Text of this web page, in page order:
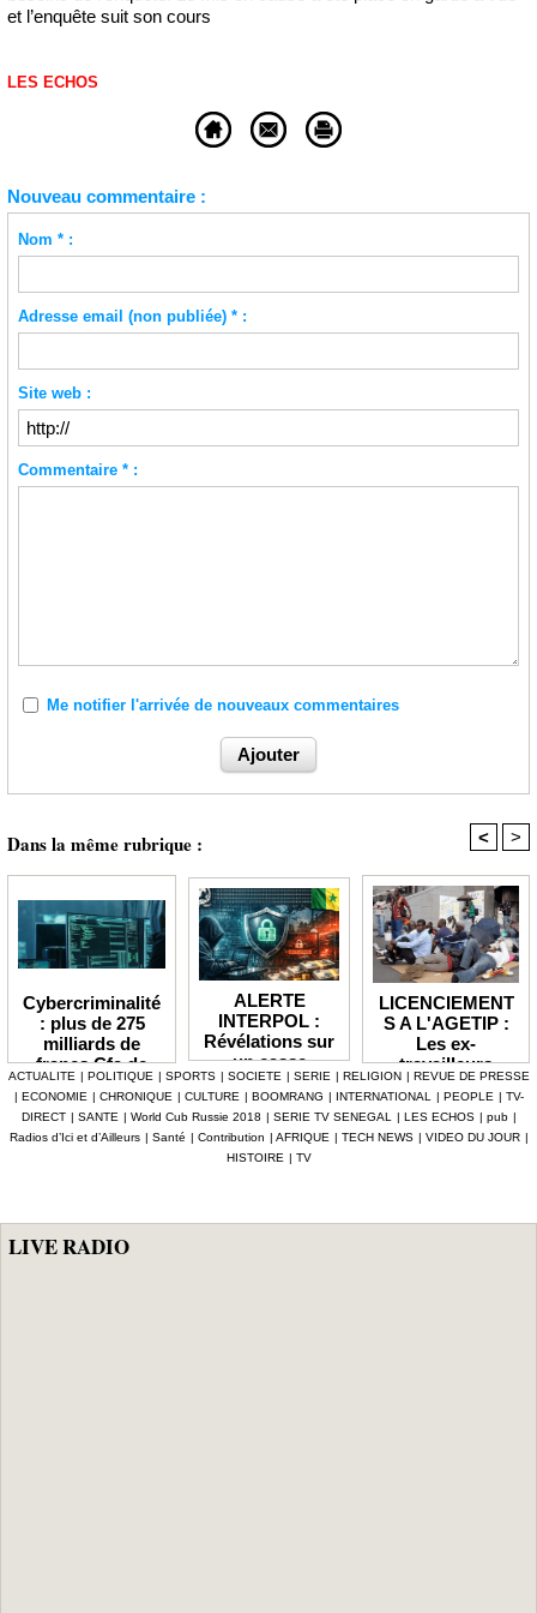
et l’enquête suit son cours
LES ECHOS
Nouveau commentaire :
Nom * :
Adresse email (non publiée) * :
Site web :
Commentaire * :
Me notifier l'arrivée de nouveaux commentaires
Dans la même rubrique : < >
Cybercriminalité
: plus de 275
milliards de
francs Cfa de
pertes
enregistrées en
Afrique depuis
2024 (Interpol)
ALERTE
INTERPOL :
Révélations sur
un casse
numérique à 4,7
milliards F Cfa
ciblant le
secteur pétrolier
au Sénégal
LICENCIEMENT
S A L'AGETIP :
Les ex-
travailleurs
dénoncent une
gestion
«népotique» et
interpellent le
ACTUALITE | POLITIQUE | SPORTS | SOCIETE | SERIE | RELIGION | REVUE DE PRESSE
| ECONOMIE | CHRONIQUE | CULTURE | BOOMRANG | INTERNATIONAL | PEOPLE | TV-
DIRECT | SANTE | World Cub Russie 2018 | SERIE TV SENEGAL | LES ECHOS | pub |
Radios d’Ici et d’Ailleurs | Santé | Contribution | AFRIQUE | TECH NEWS | VIDEO DU JOUR |
HISTOIRE | TV
LIVE RADIO